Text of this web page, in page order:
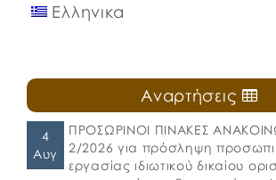
Ελληνικα
Αναρτήσεις
4
Αυγ
ΠΡΟΣΩΡΙΝΟΙ ΠΙΝΑΚΕΣ
2/2026 για πρόσληψη
εργασίας ιδιωτικού δικαίου